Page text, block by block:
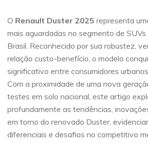
O Renault Duster 2025 representa
mais aguardadas no segmento de
Brasil. Reconhecido por sua robustez,
relação custo-benefício, o modelo
significativo entre consumidores
Com a proximidade de uma nova
testes em solo nacional, este artigo
profundamente as tendências,
em torno do renovado Duster,
diferenciais e desafios no competitivo